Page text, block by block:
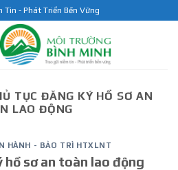
Tin - Phát Triển Bền Vững
TỤC ĐĂNG KÝ HỒ SƠ AN
LAO ĐỘNG
HÀNH - BẢO TRÌ HTXLNT
hồ sơ an toàn lao động